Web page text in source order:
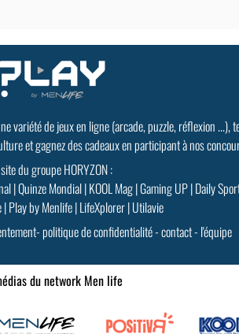
variété de jeux en ligne (arcade, puzzle, réflexion ...),
et gagnez des cadeaux en participant à nos
du groupe HORYZON :
|Quinze Mondial|KOOL Mag|Gaming UP|Daily
|Play by Menlife|LifeXplorer|Utilavie
-politique de confidentialité-contact- l'équipe
du network Men life